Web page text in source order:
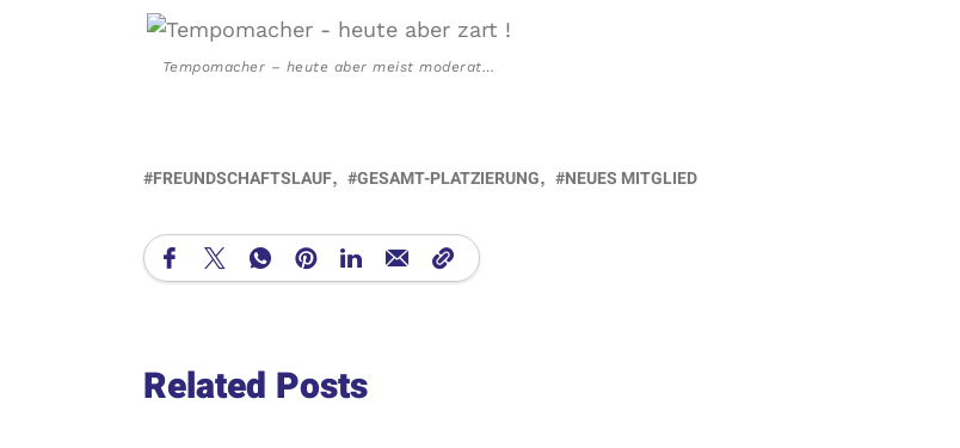
Tempomacher – heute aber meist moderat…
FREUNDSCHAFTSLAUF GESAMT-PLATZIERUNG NEUES MITGLIED
Related Posts